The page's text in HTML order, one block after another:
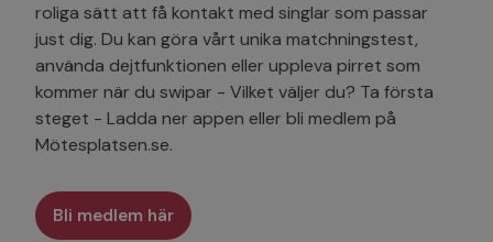
roliga sätt att få kontakt med singlar som passar
just dig. Du kan göra vårt unika matchningstest,
använda dejtfunktionen eller uppleva pirret som
kommer när du swipar - Vilket väljer du? Ta första
steget - Ladda ner appen eller bli medlem på
Mötesplatsen.se.
Bli medlem här